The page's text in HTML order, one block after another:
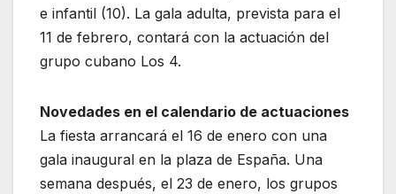
e infantil (10). La gala adulta, prevista para el
11 de febrero, contará con la actuación del
grupo cubano Los 4.
Novedades en el calendario de actuaciones
La fiesta arrancará el 16 de enero con una
gala inaugural en la plaza de España. Una
semana después, el 23 de enero, los grupos